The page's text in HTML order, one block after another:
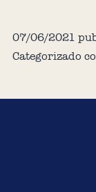
07/06/2021
Categorizado